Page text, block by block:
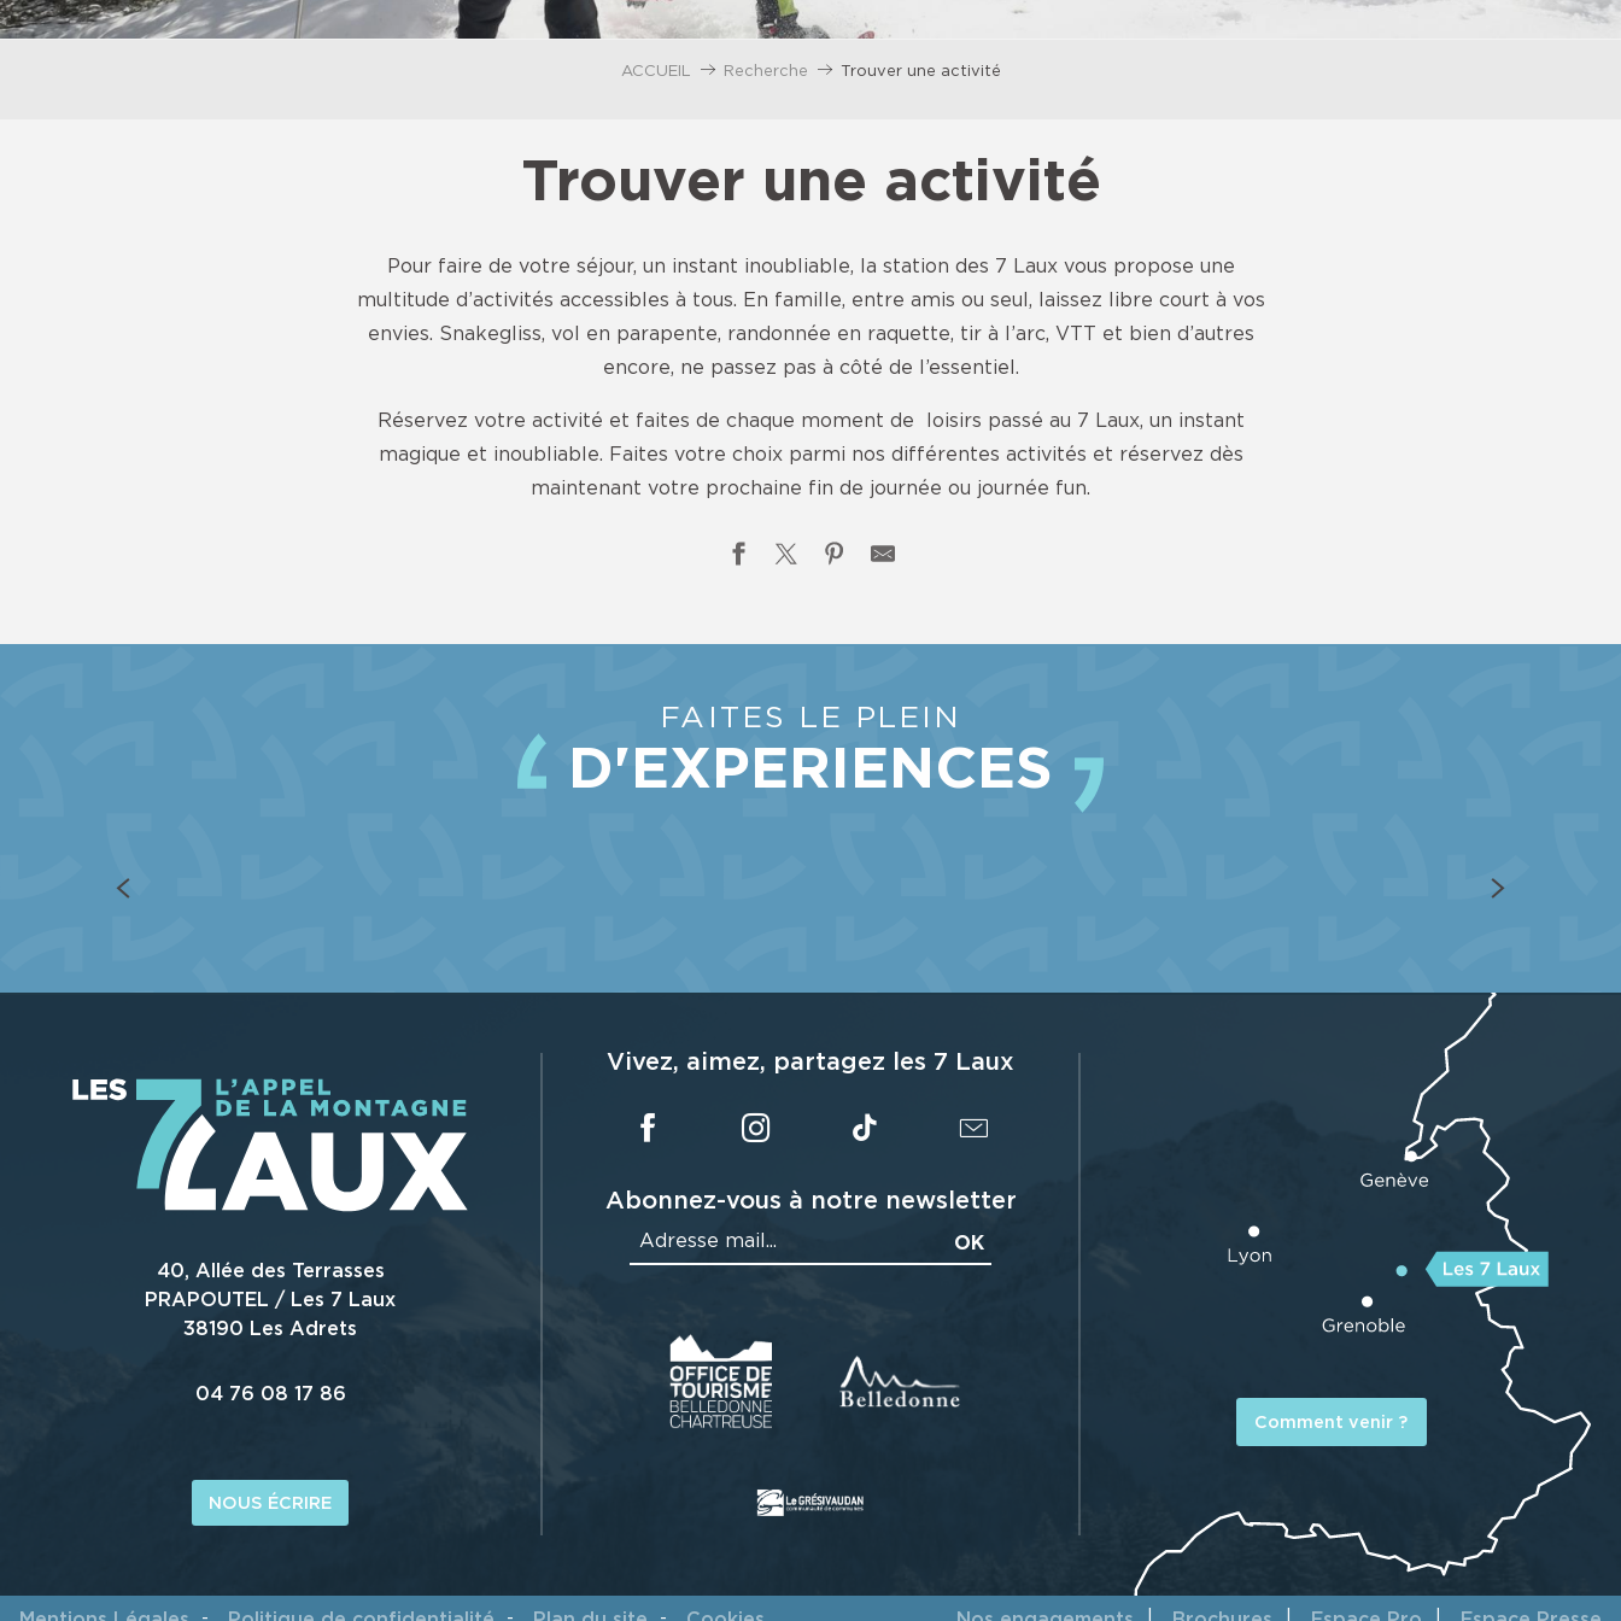
ACCUEIL Recherche Trouver une activité
Trouver une activité
Pour faire de votre séjour, un instant inoubliable, la station des 7 Laux vous propose une
multitude d’activités accessibles à tous. En famille, entre amis ou seul, laissez libre court à vos
envies. Snakegliss, vol en parapente, randonnée en raquette, tir à l’arc, VTT et bien d’autres
encore, ne passez pas à côté de l’essentiel.
Réservez votre activité et faites de chaque moment de loisirs passé au 7 Laux, un instant
magique et inoubliable. Faites votre choix parmi nos différentes activités et réservez dès
maintenant votre prochaine fin de journée ou journée fun.
ESF 7 Laux Programme : Ski de fond / biathlon - les leçons privées
Balade chiens de traineaux - Drécik's Dogs
La montagne enneigée - journée
FAITES LE PLEIN
D'EXPERIENCES
40, Allée des Terrasses
PRAPOUTEL / Les 7 Laux
38190 Les Adrets
04 76 08 17 86
NOUS ÉCRIRE
Vivez, aimez, partagez les 7 Laux
Abonnez-vous à notre newsletter
Comment venir ?